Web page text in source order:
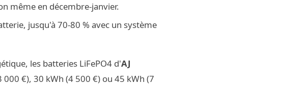
même en décembre-janvier.
jusqu'à 70-80 % avec un système
les batteries LiFePO4 d'AJ
€), 30 kWh (4 500 €) ou 45 kWh (7